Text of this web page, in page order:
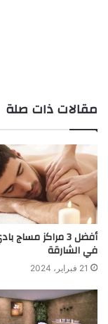
مقالات ذات صلة
أفضل 3 مراكز مساج
في الشارقة
21 فبراير، 2024